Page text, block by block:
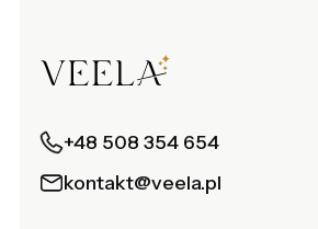
+48 508 354 654
kontakt@veela.pl